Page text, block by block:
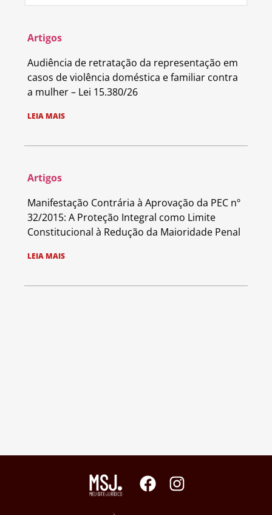
Artigos
Audiência de retratação da representação em
casos de violência doméstica e familiar contra
a mulher – Lei 15.380/26
LEIA MAIS
Artigos
Manifestação Contrária à Aprovação da PEC nº
32/2015: A Proteção Integral como Limite
Constitucional à Redução da Maioridade Penal
LEIA MAIS